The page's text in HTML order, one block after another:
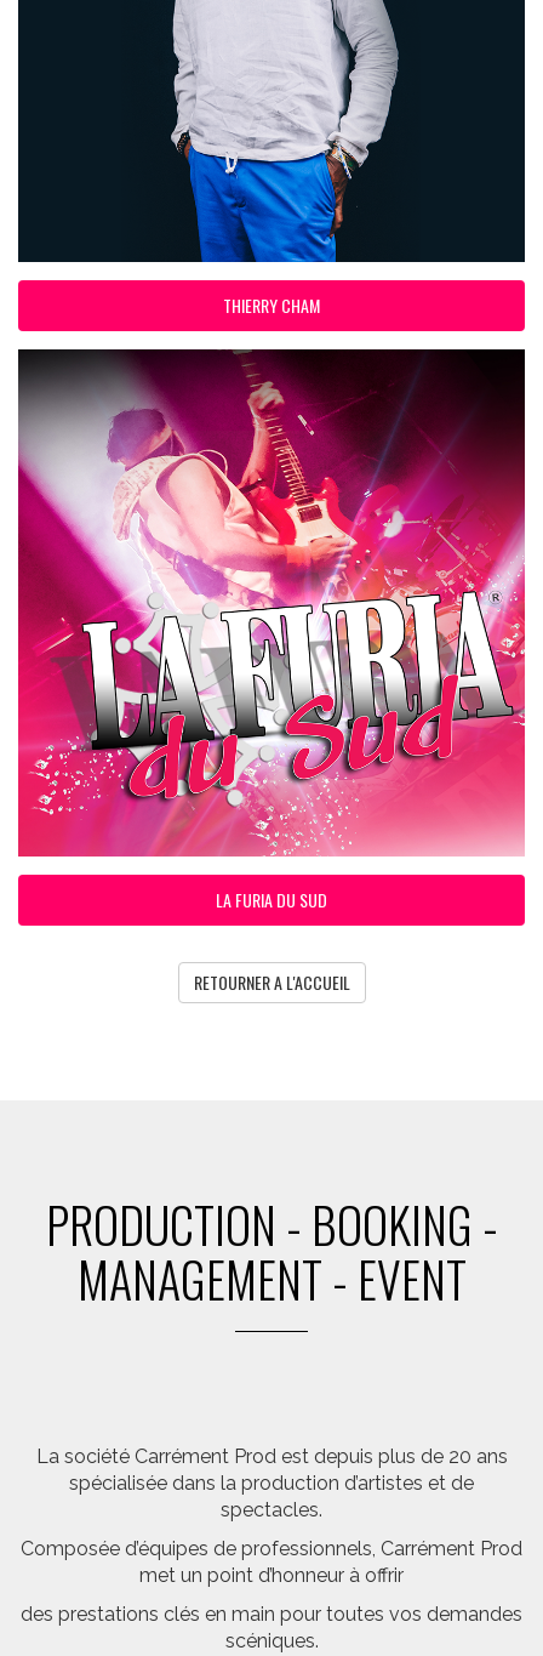
THIERRY CHAM
LA FURIA DU SUD
RETOURNER A L'ACCUEIL
PRODUCTION - BOOKING -
MANAGEMENT - EVENT
La société Carrément Prod est depuis plus de 20 ans
spécialisée dans la production d’artistes et de
spectacles.
Composée d’équipes de professionnels, Carrément Prod
met un point d’honneur à offrir
des prestations clés en main pour toutes vos demandes
scéniques.